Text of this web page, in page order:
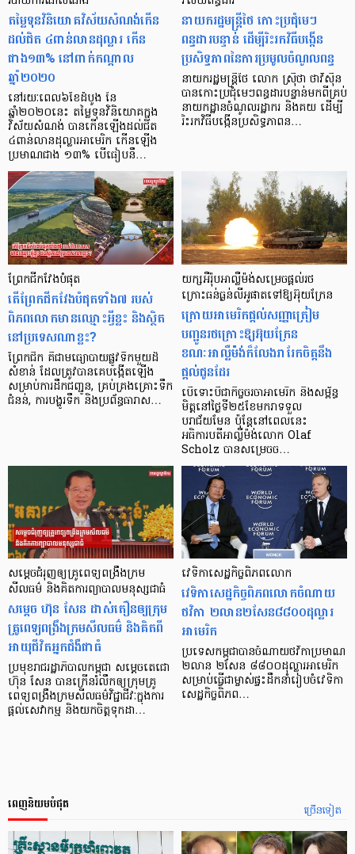
តម្លៃទុនវិនិយោគវិស័យសំណង់កើន
ដល់ជិត ៤ពាន់លានដុល្លារ កើន
ជាង១៣% នៅពាក់កណ្ដាល
ឆ្នាំ២០២០
នៅរយៈពេល៦ខែដំបូង នៃ
ឆ្នាំ២០២០នេះ តម្លៃទុនវិនិយោគក្នុង
វិស័យសំណង់ បានកើនឡើងដល់ជិត
៤ពាន់លានដុល្លារអាមេរិក កើនឡើង
ប្រមាណជាង ១៣% បើធៀបនឹ…
នាយករដ្ឋមន្ត្រីថៃ កោះប្រជុំមេៗ
ពន្ធដារបន្ទាន់ ដើម្បីរិះរកវិធីបង្កើន
ប្រសិទ្ធភាពនៃការប្រមូលចំណូលពន្ធ
នាយករដ្ឋមន្ត្រីថៃ លោក ស្រ៊ីថា ថាវីស៊ីន
បានកោះប្រជុំមេៗពន្ធដារបន្ទាន់មកពីគ្រប់
នាយកដ្ឋានចំណូលរដ្ឋាករ និងគយ ដើម្បី
រិះរកវិធីបង្កើនប្រសិទ្ធភាពន…
ព្រែកជីកវែងបំផុត
តើព្រែកជីកវែងបំផុតទាំង៧ របស់
ពិភពលោកមានឈ្មោះអ្វីខ្លះ និងស្ថិត
នៅប្រទេសណាខ្លះ?
ព្រែកជីក គឺជាមធ្យោបាយផ្លូវទឹកមួយដ៏
សំខាន់ ដែលត្រូវបានគេបង្កើតឡើង
សម្រាប់ការដឹកជញ្ជូន, គ្រប់គ្រងគ្រោះទឹក
ជំនន់, ការបង្ហូរទឹក និងប្រព័ន្ធធារាស…
យក្សអឺរ៉ុបអាល្លឺម៉ង់សម្រេចផ្តល់រថ
ក្រោះធន់ធ្ងន់លីអូផាតទៅឱ្យអ៊ុយក្រែន
ក្រោយអាមេរិកផ្តល់សញ្ញាត្រៀម
បញ្ជូនរថក្រោះឱ្យអ៊ុយក្រែន
ខណៈអាល្លឺម៉ង់ក៏លែងរារែកចិត្តនឹង
ផ្ដល់ជូនដែរ
បើទោះបីជាកិច្ចចរចាអាមេរិក និងសម្ព័ន្ធ
មិត្តនៅថ្ងៃទី២៥ខែមករាទទួល
បរាជ័យមែន ប៉ុន្តែនៅពេលនេះ
អធិការបតីអាល្លឺម៉ង់លោក Olaf
Scholz បានសម្រេចច…
សម្តេចជំរុញឲ្យគ្រូពេទ្យពង្រឹងក្រម
សីលធម៌ និងគិតការព្យាបាលមនុស្សជាធំ
សម្តេច ហ៊ុន សែន ដាស់តឿនឲ្យក្រុម
គ្រូពេទ្យពង្រឹងក្រមសីលធម៌ និងគិតពី
អាយុជីវិតអ្នកជំងឺជាធំ
ប្រមុខរាជរដ្ឋាភិបាលកម្ពុជា សម្តេចតេជោ
ហ៊ុន សែន បានក្រើនរំលឹកឲ្យក្រុមគ្រូ
ពេទ្យពង្រឹងក្រមសីលធម៌វិជ្ជាជីវៈក្នុងការ
ផ្តល់សេវាកម្ម និងយកចិត្តទុកដា…
វេទិកាសេដ្ឋកិច្ច​ពិភព​លោក
វេទិកា​​សេដ្ឋកិច្ច​ពិភព​លោក​ចំណាយ​
ថវិកា ២លាន​២​សែន​៨៨០០​ដុល្លារ​
អាមេរិក
ប្រទេស​កម្ពុជា​បាន​ចំណាយ​ថវិកា​ប្រមាណ
២​លាន ២​សែន ៨៨០០​ដុល្លារ​អាមេរិក
សម្រាប់​ធ្វើ​ជា​ម្ចាស់​ផ្ទះ​ដឹកនាំ​រៀបចំ​វេទិកា​
សេដ្ឋកិច្ច​ពិភព…
ច្រើនទៀត
ពេញនិយមបំផុត